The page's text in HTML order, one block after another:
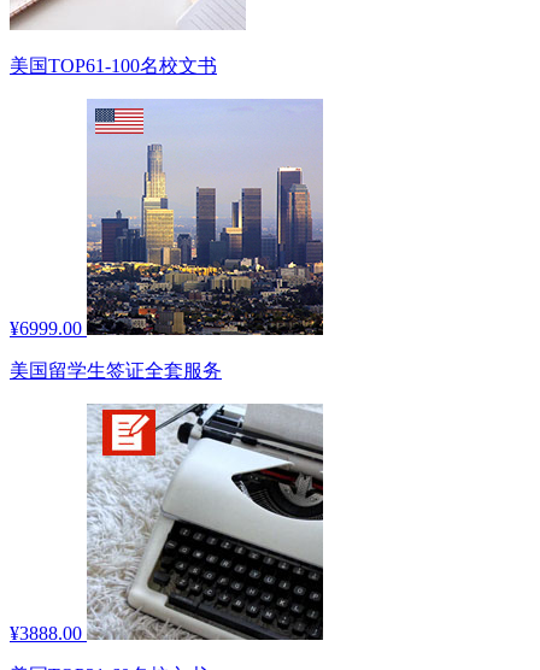
美国TOP61-100名校文书
¥6999.00
美国留学生签证全套服务
¥3888.00